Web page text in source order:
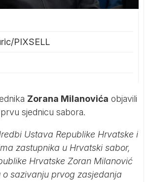
PIXSELL
Zorana Milanovića objavili
sjednicu sabora.
Ustava Republike Hrvatske i
zastupnika u Hrvatski sabor,
Hrvatske Zoran Milanović
o sazivanju prvog zasjedanja